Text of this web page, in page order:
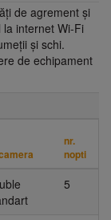
de agrement şi
internet Wi-Fi
şi schi.
de echipament
nr.
nopti
5